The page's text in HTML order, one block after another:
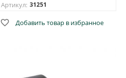
Артикул: 31251
 Добавить товар в избранное